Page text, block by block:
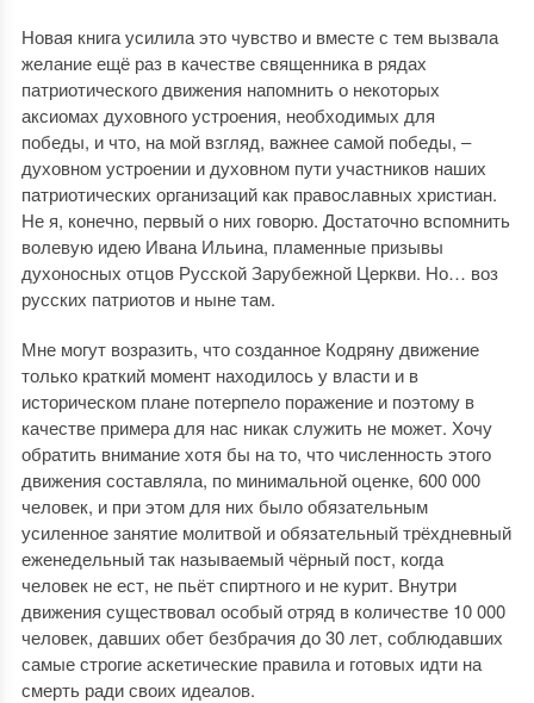
Новая книга усилила это чувство и вместе с тем вызвала
желание ещё раз в качестве священника в рядах
патриотического движения напомнить о некоторых
аксиомах духовного устроения, необходимых для
победы, и что, на мой взгляд, важнее самой победы, ‒
духовном устроении и духовном пути участников наших
патриотических организаций как православных христиан.
Не я, конечно, первый о них говорю. Достаточно вспомнить
волевую идею Ивана Ильина, пламенные призывы
духоносных отцов Русской Зарубежной Церкви. Но… воз
русских патриотов и ныне там.
Мне могут возразить, что созданное Кодряну движение
только краткий момент находилось у власти и в
историческом плане потерпело поражение и поэтому в
качестве примера для нас никак служить не может. Хочу
обратить внимание хотя бы на то, что численность этого
движения составляла, по минимальной оценке, 600 000
человек, и при этом для них было обязательным
усиленное занятие молитвой и обязательный трёхдневный
еженедельный так называемый чёрный пост, когда
человек не ест, не пьёт спиртного и не курит. Внутри
движения существовал особый отряд в количестве 10 000
человек, давших обет безбрачия до 30 лет, соблюдавших
самые строгие аскетические правила и готовых идти на
смерть ради своих идеалов.